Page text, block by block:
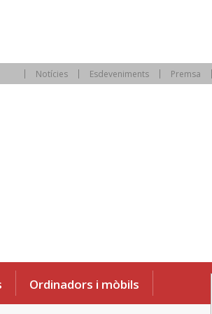
Notícies Esdeveniments Premsa
Ordinadors i mòbils